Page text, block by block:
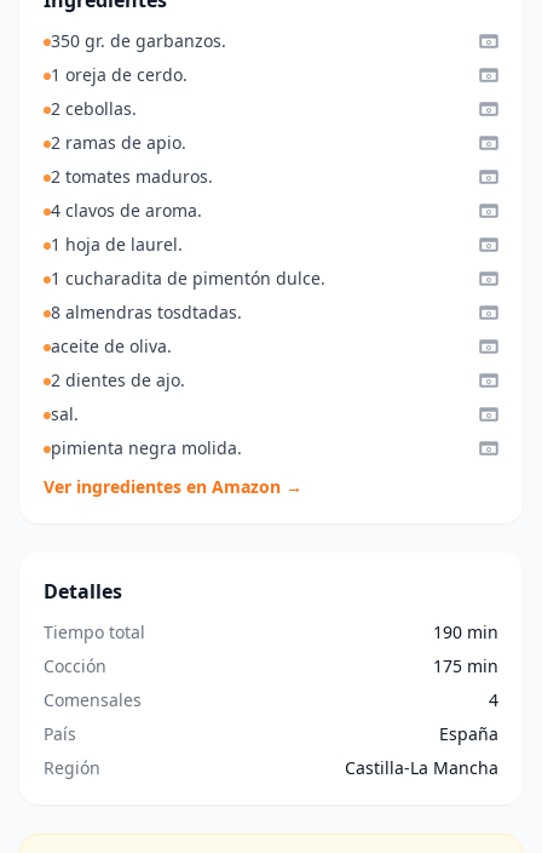
350 gr. de garbanzos.
1 oreja de cerdo.
2 cebollas.
2 ramas de apio.
2 tomates maduros.
4 clavos de aroma.
1 hoja de laurel.
1 cucharadita de pimentón dulce.
8 almendras tosdtadas.
aceite de oliva.
2 dientes de ajo.
sal.
pimienta negra molida.
Ver ingredientes en Amazon →
Detalles
Tiempo total
190 min
Cocción
175 min
Comensales
4
País
España
Región
Castilla-La Mancha